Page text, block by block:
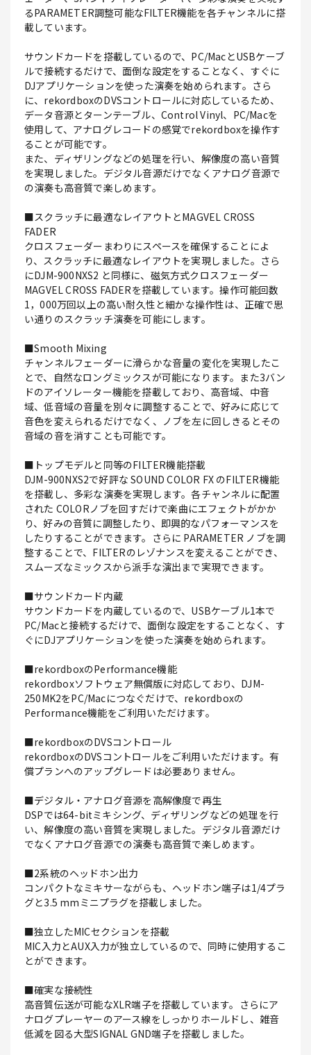
るPARAMETER調整可能なFILTER機能を各チャンネルに搭
載しています。
サウンドカードを搭載しているので、PC/MacとUSBケーブ
ルで接続するだけで、面倒な設定をすることなく、すぐに
DJアプリケーションを使った演奏を始められます。さら
に、rekordboxのDVSコントロールに対応しているため、
データ音源とターンテーブル、Control Vinyl、PC/Macを
使用して、アナログレコードの感覚でrekordboxを操作す
ることが可能です。
また、ディザリングなどの処理を行い、解像度の高い音質
を実現しました。デジタル音源だけでなくアナログ音源で
の演奏も高音質で楽しめます。
■スクラッチに最適なレイアウトとMAGVEL CROSS
FADER
クロスフェーダーまわりにスペースを確保することによ
り、スクラッチに最適なレイアウトを実現しました。さら
にDJM-900NXS2 と同様に、磁気方式クロスフェーダー
MAGVEL CROSS FADERを搭載しています。操作可能回数
1，000万回以上の高い耐久性と細かな操作性は、正確で思
い通りのスクラッチ演奏を可能にします。
■Smooth Mixing
チャンネルフェーダーに滑らかな音量の変化を実現したこ
とで、自然なロングミックスが可能になります。また3バン
ドのアイソレーター機能を搭載しており、高音域、中音
域、低音域の音量を別々に調整することで、好みに応じて
音色を変えられるだけでなく、ノブを左に回しきるとその
音域の音を消すことも可能です。
■トップモデルと同等のFILTER機能搭載
DJM-900NXS2で好評な SOUND COLOR FX のFILTER機能
を搭載し、多彩な演奏を実現します。各チャンネルに配置
された COLORノブを回すだけで楽曲にエフェクトがかか
り、好みの音質に調整したり、即興的なパフォーマンスを
したりすることができます。さらに PARAMETER ノブを調
整することで、FILTERのレゾナンスを変えることができ、
スムーズなミックスから派手な演出まで実現できます。
■サウンドカード内蔵
サウンドカードを内蔵しているので、USBケーブル1本で
PC/Macと接続するだけで、面倒な設定をすることなく、す
ぐにDJアプリケーションを使った演奏を始められます。
■rekordboxのPerformance機能
rekordboxソフトウェア無償版に対応しており、DJM-
250MK2をPC/Macにつなぐだけで、rekordboxの
Performance機能をご利用いただけます。
■rekordboxのDVSコントロール
rekordboxのDVSコントロールをご利用いただけます。有
償プランへのアップグレードは必要ありません。
■デジタル・アナログ音源を高解像度で再生
DSPでは64-bitミキシング、ディザリングなどの処理を行
い、解像度の高い音質を実現しました。デジタル音源だけ
でなくアナログ音源での演奏も高音質で楽しめます。
■2系統のヘッドホン出力
コンパクトなミキサーながらも、ヘッドホン端子は1/4プラ
グと3.5 mmミニプラグを搭載しました。
■独立したMICセクションを搭載
MIC入力とAUX入力が独立しているので、同時に使用するこ
とができます。
■確実な接続性
高音質伝送が可能なXLR端子を搭載しています。さらにア
ナログプレーヤーのアース線をしっかりホールドし、雑音
低減を図る大型SIGNAL GND端子を搭載しました。